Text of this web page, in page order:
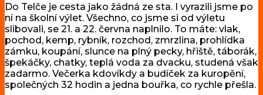
Do Telče je cesta jako žádná ze sta. I vyrazili jsme po
ní na školní výlet. Všechno, co jsme si od výletu
slibovali, se 21. a 22. června naplnilo. To máte: vlak,
pochod, kemp, rybník, rozchod, zmrzlina, prohlídka
zámku, koupání, slunce na plný pecky, hřiště, táborák,
špekáčky, chatky, teplá voda za dvacku, studená však
zadarmo. Večerka kdovíkdy a budíček za kuropění,
společných 32 hodin a jedna bouřka, co rychle přešla.